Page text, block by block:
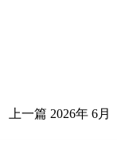
上一篇 2026年 6月